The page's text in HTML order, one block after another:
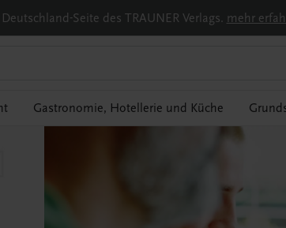
Seite des TRAUNER Verlags. mehr
Gastronomie, Hotellerie und Küche